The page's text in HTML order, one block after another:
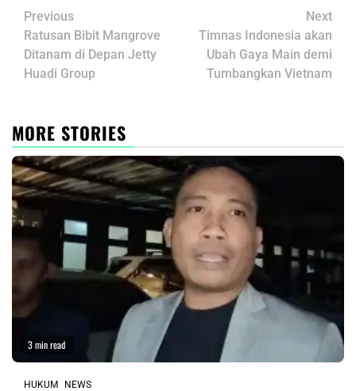
Post
navigation
Previous
Ratusan Bibit Mangrove
Ditanam di Depan Jetty
Huadi Group
Next
Timnas Indonesia akan
Ubah Gaya Main demi
Tumbangkan Vietnam
MORE STORIES
3 min read
HUKUM NEWS